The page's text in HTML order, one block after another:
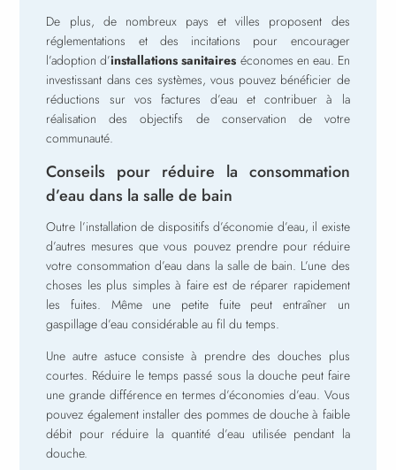
De plus, de nombreux pays et villes proposent des
réglementations et des incitations pour encourager
l’adoption d’installations sanitaires économes en eau. En
investissant dans ces systèmes, vous pouvez bénéficier de
réductions sur vos factures d’eau et contribuer à la
réalisation des objectifs de conservation de votre
communauté.
Conseils pour réduire la consommation
d’eau dans la salle de bain
Outre l’installation de dispositifs d’économie d’eau, il existe
d’autres mesures que vous pouvez prendre pour réduire
votre consommation d’eau dans la salle de bain. L’une des
choses les plus simples à faire est de réparer rapidement
les fuites. Même une petite fuite peut entraîner un
gaspillage d’eau considérable au fil du temps.
Une autre astuce consiste à prendre des douches plus
courtes. Réduire le temps passé sous la douche peut faire
une grande différence en termes d’économies d’eau. Vous
pouvez également installer des pommes de douche à faible
débit pour réduire la quantité d’eau utilisée pendant la
douche.